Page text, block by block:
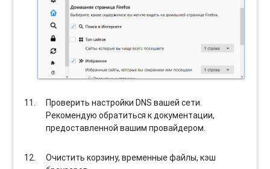
Проверить настройки DNS вашей сети.
Рекомендую обратиться к документации,
предоставленной вашим провайдером.
Очистить корзину, временные файлы, кэш